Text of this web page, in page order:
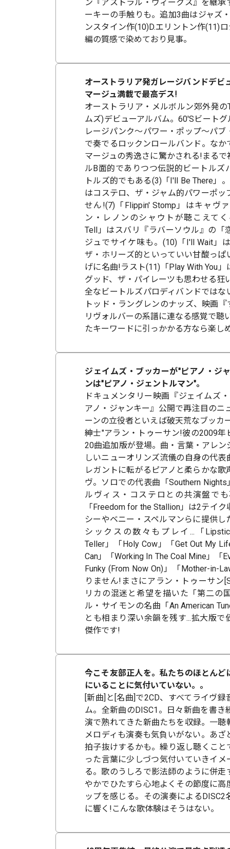
ン『アストラル・ウィークス』を継
ーキーの手触りも。追加3曲はジャズ
ンスタイン作(10)D.エリントン作(11)
編の質感で染めており見事。
オーストラリア発ガレージバンドデビ
マージュ満載で最高デス!
オーストラリア・メルボルン郊外発の
ムズ)デビューアルバム。60'Sビート
レージパンク～パワー・ポップ～パ
で奏でるロックンロールバンド。なか
マージュの秀逸さに驚かされる!まる
ルB面的でありつつ伝説的ビートルズ
トルズ的でもある(3)「I'll Be There」
はコステロ、ザ・ジャム的パワーポッ
せん!(7)「Flippin' Stomp」はキャヴ
ン・レノンのシャウトが聴こえてく
Tell」はスバリ『ラバーソウル』の「
ジュでサイケ味も。(10)「I'll Wait」
ザ・ホリーズ的といっていい甘酸っぱ
げに名曲!ラスト(11)「Play With You
グッド、ザ・パイレーツも思わせる狂
全なビートルズパロディバンドではな
トッド・ラングレンのナッズ、映画
リヴォルバーの系譜に連なる感覚で聴
たキーワードに引っかかる方なら楽し
ジェイムズ・ブッカーが"ピアノ・ジ
ンは"ピアノ・ジェントルマン"。
ドキュメンタリー映画『ジェイムズ
アノ・ジャンキー』公開で再注目のニ
ーンの立役者といえば破天荒なブッカ
紳士"アラン・トゥーサン!彼の2009年
20曲追加版が登場。曲・言葉・アレ
しいニューオリンズ流儀の自身の代
レガントに転がるピアノと柔らかな
ヴ。ソロでの代表曲「Southern
ルヴィス・コステロとの共演盤で
「Freedom for the Stallion」は2テイ
シーやベニー・スペルマンらに提供
シックスの数々もプレイ...「
Teller」「Holy Cow」「Get Out My
Can」「Working In The Coal Mine」「
Funky (From Now On)」「Mother-in-
りません!まさにアラン・トゥーサン
リカの混迷と希望を描いた「第二の
ル・サイモンの名曲「An American
とも相まり深い余韻を残す...拡大版で
傑作です!
今こそ友部正人を。私たちのほとんど
にいることに気付いていない。。
[新曲]と[名曲]で2CD、すべてライヴ
ム。全新曲のDISC1。日々新曲を書き
演で熟れてきた新曲たちを収録。一聴
メロディも演奏も気負いがない。あ
拍子抜けするかも。繰り返し聴くこと
った言葉に少しづつ気付いていきイ
る。歌のうしろで影法師のように併
やかでひたすら心地よくその節度に高
ップを感じる。その演奏による
に響く!こんな歌体験はそうはない。